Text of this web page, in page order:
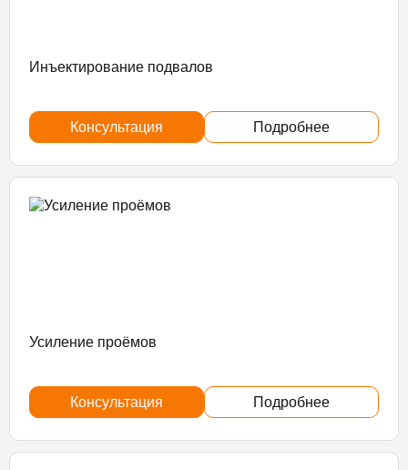
Инъектирование подвалов
Консультация Подробнее
Усиление проёмов
Консультация Подробнее